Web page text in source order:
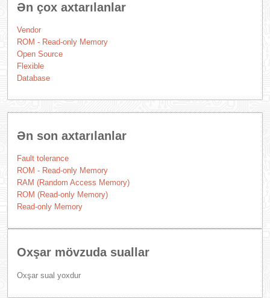
Ən çox axtarılanlar
Vendor
ROM - Read-only Memory
Open Source
Flexible
Database
Ən son axtarılanlar
Fault tolerance
ROM - Read-only Memory
RAM (Random Access Memory)
ROM (Read-only Memory)
Read-only Memory
Oxşar mövzuda suallar
Oxşar sual yoxdur